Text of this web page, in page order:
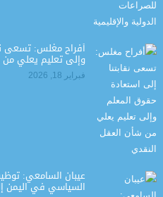
أفراح مغلس: تسعى
وإلى تعليم يعلي
فبراير 18, 2026
عيبان السامعي:
السياسي في اليمن